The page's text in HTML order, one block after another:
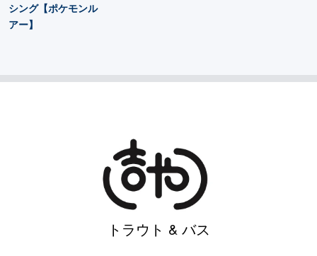
シング【ポケモンル
アー】
トラウト & バス